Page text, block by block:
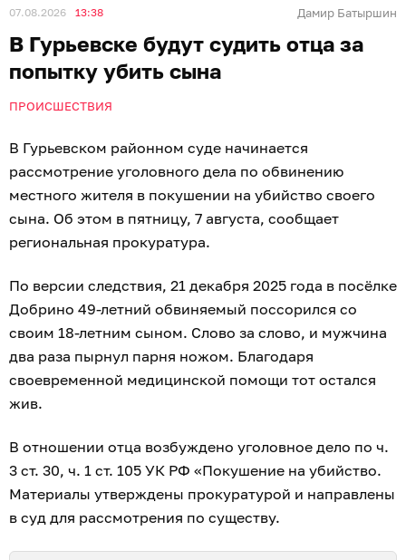
07.08.2026 13:38 Дамир Батыршин
В Гурьевске будут судить отца за
попытку убить сына
ПРОИСШЕСТВИЯ
В Гурьевском районном суде начинается
рассмотрение уголовного дела по обвинению
местного жителя в покушении на убийство своего
сына. Об этом в пятницу, 7 августа, сообщает
региональная прокуратура.
По версии следствия, 21 декабря 2025 года в посёлке
Добрино 49-летний обвиняемый поссорился со
своим 18-летним сыном. Слово за слово, и мужчина
два раза пырнул парня ножом. Благодаря
своевременной медицинской помощи тот остался
жив.
В отношении отца возбуждено уголовное дело по ч.
3 ст. 30, ч. 1 ст. 105 УК РФ «Покушение на убийство.
Материалы утверждены прокуратурой и направлены
в суд для рассмотрения по существу.